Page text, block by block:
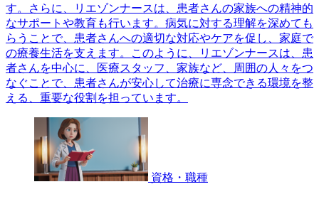
す。さらに、リエゾンナースは、患者さんの家族への精神的
なサポートや教育も行います。病気に対する理解を深めても
らうことで、患者さんへの適切な対応やケアを促し、家庭で
の療養生活を支えます。このように、リエゾンナースは、患
者さんを中心に、医療スタッフ、家族など、周囲の人々をつ
なぐことで、患者さんが安心して治療に専念できる環境を整
える、重要な役割を担っています。
資格・職種